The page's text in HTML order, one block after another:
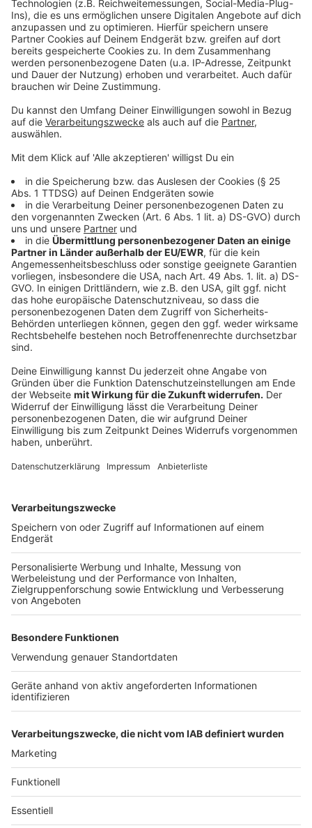
Branchen. Damit es nicht plötzlich zu einem Verbot
kommt, sollten Hundebesitzer folgende Punkte
beachten:
Vertragliche Regelung prüfen
ist es schriftlich geregelt? Eine verbindliche
Vereinbarung im Arbeitsvertrag oder in einer
Offen kommunizieren
Falls sich Arbeitsbedingungen oder Vorgesetzte
ändern, sollte proaktiv das Gespräch gesucht werden.
Einvernehmliche Lösungen (z. B. bestimmte Tage oder
räumliche Trennung) sind oft möglich.
Verhalten und Umfeld einschätzen
Auch wenn der eigene Hund als ruhig gilt: Arbeitgeber
dürfen Rücksicht auf Kollegen und Kunden nehmen,
die Angst haben, allergisch reagieren oder sich gestört
Alternative Lösungen suchen
Wenn der Hund nicht mit ins Büro darf, können
Alternativen wie Hundesitter, Hundetagesstätten oder
Homeoffice-Tage helfen, Beruf und Hundehaltung zu
vereinbaren.
Kein Anspruch auf Bürohund - aber Wege zur
Einigung
Anzeige
Das Düsseldorfer Urteil zeigt klar: Ein Hund im Job ist
kein Recht, sondern eine freiwillige Entscheidung des
Arbeitgebers. Wer auf seinen Vierbeiner nicht
verzichten will, sollte frühzeitig für klare Absprachen
sorgen und offen für Kompromisse sein.
Anzeige